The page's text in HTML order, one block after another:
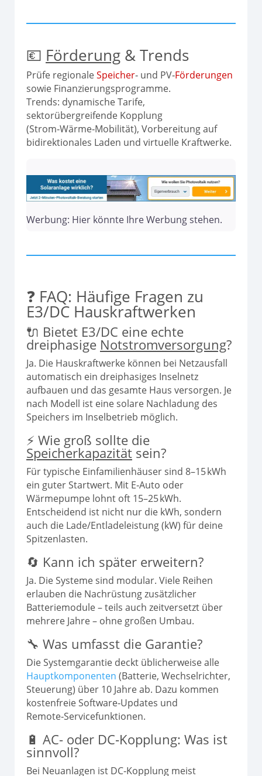
💶 Förderung & Trends
Prüfe regionaleSpeicher‑ und PV‑Förderungen
sowie Finanzierungsprogramme.
Trends: dynamische Tarife,
sektorübergreifende Kopplung
(Strom‑Wärme‑Mobilität), Vorbereitung auf
bidirektionales Laden und virtuelle Kraftwerke.
Werbung: Hier könnte Ihre Werbung stehen.
❓ FAQ: Häufige Fragen zu
E3/DC Hauskraftwerken
🔌 Bietet E3/DC eine echte
dreiphasige Notstromversorgung?
Ja. Die Hauskraftwerke können bei Netzausfall
automatisch ein dreiphasiges Inselnetz
aufbauen und das gesamte Haus versorgen. Je
nach Modell ist eine solare Nachladung des
Speichers im Inselbetrieb möglich.
⚡ Wie groß sollte die
Speicherkapazität sein?
Für typische Einfamilienhäuser sind 8–15 kWh
ein guter Startwert. Mit E‑Auto oder
Wärmepumpe lohnt oft 15–25 kWh.
Entscheidend ist nicht nur die kWh, sondern
auch die Lade/Entladeleistung (kW) für deine
Spitzenlasten.
🔄 Kann ich später erweitern?
Ja. Die Systeme sind modular. Viele Reihen
erlauben die Nachrüstung zusätzlicher
Batteriemodule – teils auch zeitversetzt über
mehrere Jahre – ohne großen Umbau.
🔧 Was umfasst die Garantie?
Die Systemgarantie deckt üblicherweise alle
Hauptkomponenten (Batterie, Wechselrichter,
Steuerung) über 10 Jahre ab. Dazu kommen
kostenfreie Software‑Updates und
Remote‑Servicefunktionen.
🔋 AC- oder DC‑Kopplung: Was ist
sinnvoll?
Bei Neuanlagen ist DC‑Kopplung meist